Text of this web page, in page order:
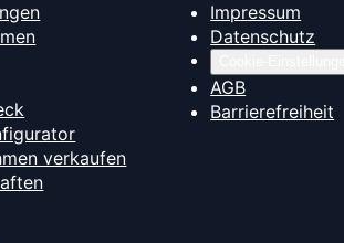
verkaufen
Impressum
Datenschutz
AGB
Barrierefreiheit